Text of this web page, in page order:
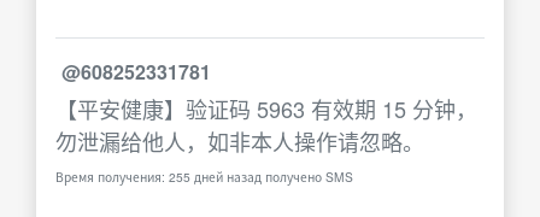
@608252331781
【平安健康】验证码 5963 有效期 15 分钟，
勿泄漏给他人，如非本人操作请忽略。
Время получения: 255 дней назад получено SMS